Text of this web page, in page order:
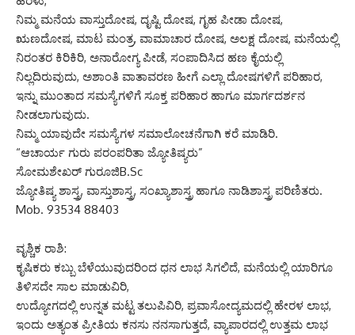
ನಿಮ್ಮ ಮನೆಯ ವಾಸ್ತುದೋಷ, ದೃಷ್ಟಿ ದೋಷ, ಗೃಹ ಪೀಡಾ ದೋಷ,
ಋಣದೋಷ, ಮಾಟ ಮಂತ್ರ, ವಾಮಾಚಾರ ದೋಷ, ಅಲಕ್ಷ ದೋಷ, ಮನೆಯಲ್ಲಿ
ನಿರಂತರ ಕಿರಿಕಿರಿ, ಅನಾರೋಗ್ಯ ಪೀಡೆ, ಸಂಪಾದಿಸಿದ ಹಣ ಕೈಯಲ್ಲಿ
ನಿಲ್ಲದಿರುವುದು, ಅಶಾಂತಿ ವಾತಾವರಣ ಹೀಗೆ ಎಲ್ಲಾ ದೋಷಗಳಿಗೆ ಪರಿಹಾರ,
ಇನ್ನು ಮುಂತಾದ ಸಮಸ್ಯೆಗಳಿಗೆ ಸೂಕ್ತ ಪರಿಹಾರ ಹಾಗೂ ಮಾರ್ಗದರ್ಶನ
ನೀಡಲಾಗುವುದು.
ನಿಮ್ಮ ಯಾವುದೇ ಸಮಸ್ಯೆಗಳ ಸಮಾಲೋಚನೆಗಾಗಿ ಕರೆ ಮಾಡಿರಿ.
“ಆಚಾರ್ಯ ಗುರು ಪರಂಪರಿತಾ ಜ್ಯೋತಿಷ್ಯರು”
ಸೋಮಶೇಖರ್ ಗುರೂಜಿB.Sc
ಜ್ಯೋತಿಷ್ಯ ಶಾಸ್ತ್ರ, ವಾಸ್ತುಶಾಸ್ತ್ರ, ಸಂಖ್ಯಾಶಾಸ್ತ್ರ ಹಾಗೂ ನಾಡಿಶಾಸ್ತ್ರ ಪರಿಣಿತರು.
Mob. 93534 88403
ವೃಶ್ಚಿಕ ರಾಶಿ:
ಕೃಷಿಕರು ಕಬ್ಬು ಬೆಳೆಯುವುದರಿಂದ ಧನ ಲಾಭ ಸಿಗಲಿದೆ, ಮನೆಯಲ್ಲಿ ಯಾರಿಗೂ
ತಿಳಿಸದೇ ಸಾಲ ಮಾಡುವಿರಿ,
ಉದ್ಯೋಗದಲ್ಲಿ ಉನ್ನತ ಮಟ್ಟ ತಲುಪಿವಿರಿ, ಪ್ರವಾಸೋದ್ಯಮದಲ್ಲಿ ಹೇರಳ ಲಾಭ,
ಇಂದು ಅತ್ಯಂತ ಪ್ರೀತಿಯ ಕನಸು ನನಸಾಗುತ್ತದೆ, ವ್ಯಾಪಾರದಲ್ಲಿ ಉತ್ತಮ ಲಾಭ